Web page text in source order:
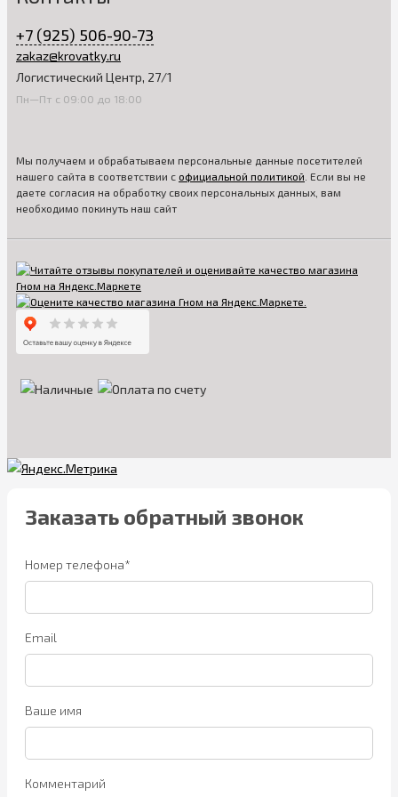
+7 (925) 506-90-73
zakaz@krovatky.ru
Логистический Центр, 27/1
Пн—Пт с 09:00 до 18:00
Мы получаем и обрабатываем персональные данные посетителей
нашего сайта в соответствии с официальной политикой . Если вы не
даете согласия на обработку своих персональных данных, вам
необходимо покинуть наш сайт
Заказать обратный звонок
Номер телефона*
Email
Ваше имя
Комментарий